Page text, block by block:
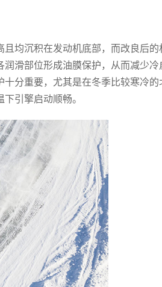
均沉积在发动机底部，而改良后的
滑部位形成油膜保护，从而减少冷
分重要，尤其是在冬季比较寒冷的
引擎启动顺畅。